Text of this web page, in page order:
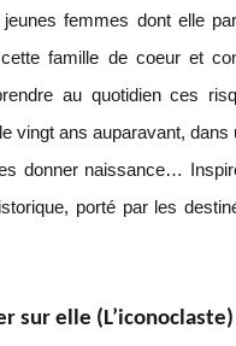
femmes dont elle
famille de coeur et
au quotidien ces
vingt ans auparavant,
donner naissance…
porté par les
sur elle (L’iconoclaste)